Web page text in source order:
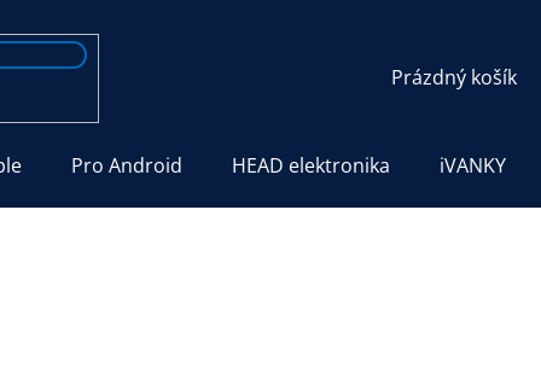
NÁKUPNÍ
Prázdný košík
Pro Android HEAD elektronika iVANKY